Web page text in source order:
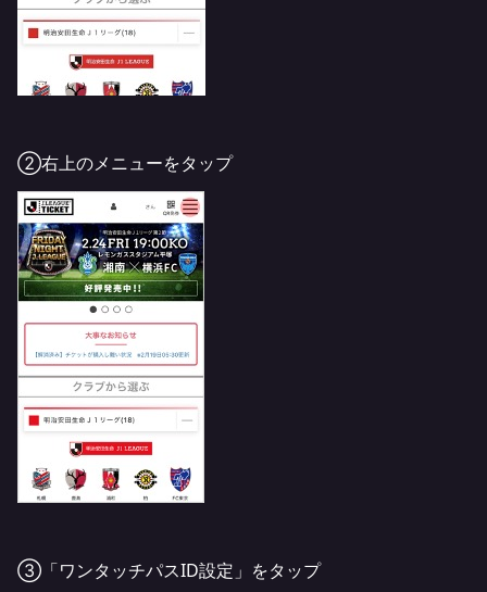
②右上のメニューをタップ
③「ワンタッチパスID設定」をタップ